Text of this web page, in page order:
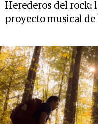
Herederos del rock:
proyecto musical de